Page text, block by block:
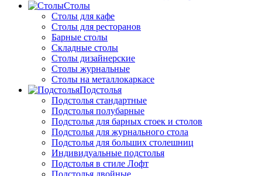
Столы
Столы для кафе
Столы для ресторанов
Барные столы
Складные столы
Столы дизайнерские
Столы журнальные
Столы на металлокаркасе
Подстолья
Подстолья стандартные
Подстолья полубарные
Подстолья для барных стоек и столов
Подстолья для журнального стола
Подстолья для больших столешниц
Индивидуальные подстолья
Подстолья в стиле Лофт
Подстолья двойные